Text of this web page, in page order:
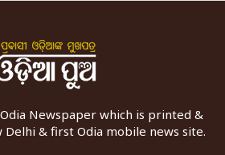
Newspaper which is printed &
& first Odia mobile news site.